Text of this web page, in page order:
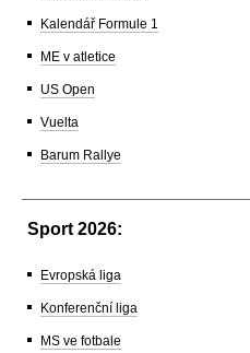
Kalendář Formule 1
ME v atletice
US Open
Vuelta
Barum Rallye
Sport 2026:
Evropská liga
Konferenční liga
MS ve fotbale